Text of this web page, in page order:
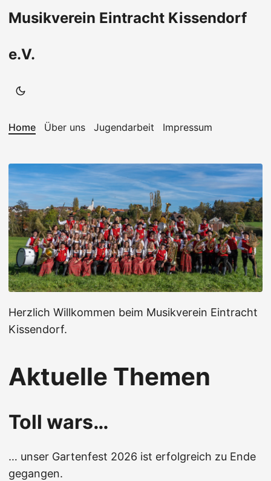
Musikverein Eintracht Kissendorf
e.V.
Home Über uns Jugendarbeit Impressum
Herzlich Willkommen beim Musikverein Eintracht
Kissendorf.
Aktuelle Themen
Toll wars…
… unser Gartenfest 2026 ist erfolgreich zu Ende
gegangen.